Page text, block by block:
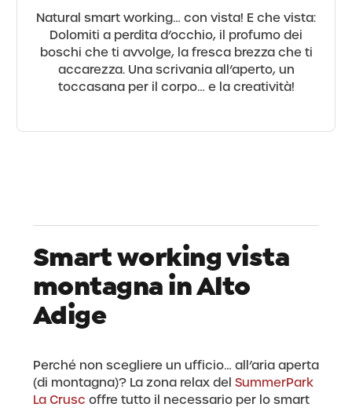
Natural smart working… con vista! E che vista:
Dolomiti a perdita d’occhio, il profumo dei
boschi che ti avvolge, la fresca brezza che ti
accarezza. Una scrivania all’aperto, un
toccasana per il corpo… e la creatività!
Smart working vista
montagna in Alto
Adige
Perché non scegliere un ufficio… all’aria aperta
(di montagna)? La zona relax del SummerPark
La Crusc offre tutto il necessario per lo smart